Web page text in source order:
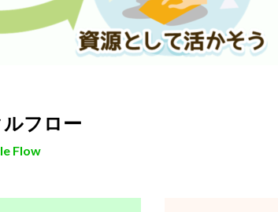
フロー
Flow